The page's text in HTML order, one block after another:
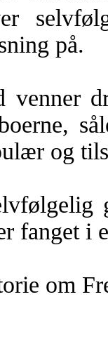
på.
venner
og
fanget i
om